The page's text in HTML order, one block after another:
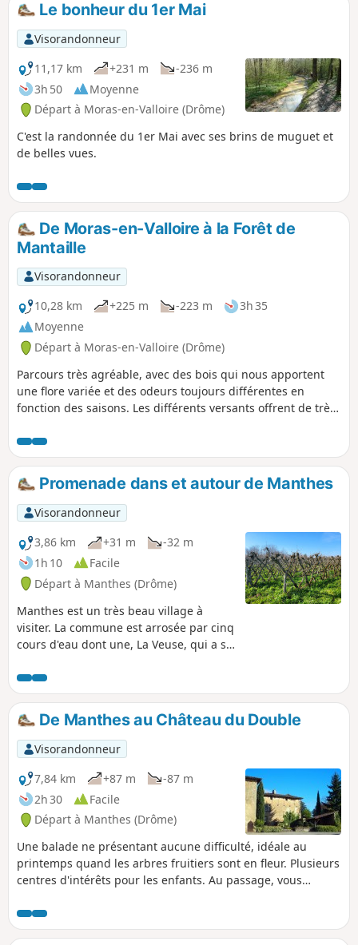
Le bonheur du 1er Mai
Visorandonneur
11,17 km
+231 m
-236 m
3h 50
Moyenne
Départ à Moras-en-Valloire (Drôme)
C'est la randonnée du 1er Mai avec ses brins de muguet et
de belles vues.
De Moras-en-Valloire à la Forêt de
Mantaille
Visorandonneur
10,28 km
+225 m -223 m
3h 35
Moyenne
Départ à Moras-en-Valloire (Drôme)
Parcours très agréable, avec des bois qui nous apportent
une flore variée et des odeurs toujours différentes en
fonction des saisons. Les différents versants offrent de très
PARCOURENT MES RANDONNEES vous pouvez mettre des
photos en indiquant l'emplacement sur le circuit.
Promenade dans et autour de Manthes
Visorandonneur
3,86 km
+31 m
-32 m
1h 10
Facile
Départ à Manthes (Drôme)
Manthes est un très beau village à
visiter. La commune est arrosée par cinq
cours d'eau dont une, La Veuse, qui a sa
pisciculture, une église et son prieuré
du XIe siècle qui abritait six moines, une
place centrale à côté de belles surfaces
d'eau. Alors, ouvrez bien les yeux et,
soyez curieux car ce village a une
longue histoire comme beaucoup
d'autres. À tou(te)s les randonneur(se)s
qui parcourent mes randonnées vous
pouvez mettre des photos en indiquant
l'emplacement sur le circuit.
De Manthes au Château du Double
Visorandonneur
7,84 km
+87 m
-87 m
2h 30
Facile
Départ à Manthes (Drôme)
Une balade ne présentant aucune difficulté, idéale au
printemps quand les arbres fruitiers sont en fleur. Plusieurs
centres d'intérêts pour les enfants. Au passage, vous
extraordinaire réalisé par un disciple du facteur Cheval,
faire le tour du Château du Double et chercher une énigme.